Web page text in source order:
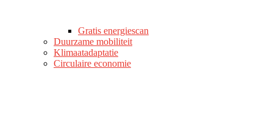
Gratis energiescan
Duurzame mobiliteit
Klimaatadaptatie
Circulaire economie